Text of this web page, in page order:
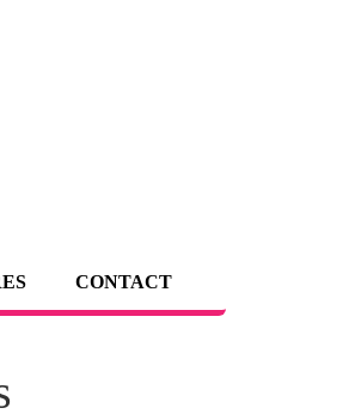
CONTACT